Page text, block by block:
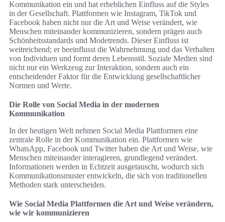
Kommunikation ein und hat erheblichen Einfluss auf die Styles
in der Gesellschaft. Plattformen wie Instagram, TikTok und
Facebook haben nicht nur die Art und Weise verändert, wie
Menschen miteinander kommunizieren, sondern prägen auch
Schönheitsstandards und Modetrends. Dieser Einfluss ist
weitreichend; er beeinflusst die Wahrnehmung und das Verhalten
von Individuen und formt deren Lebensstil. Soziale Medien sind
nicht nur ein Werkzeug zur Interaktion, sondern auch ein
entscheidender Faktor für die Entwicklung gesellschaftlicher
Normen und Werte.
Die Rolle von Social Media in der modernen
Kommunikation
In der heutigen Welt nehmen Social Media Plattformen eine
zentrale Rolle in der Kommunikation ein. Plattformen wie
WhatsApp, Facebook und Twitter haben die Art und Weise, wie
Menschen miteinander interagieren, grundlegend verändert.
Informationen werden in Echtzeit ausgetauscht, wodurch sich
Kommunikationsmuster entwickeln, die sich von traditionellen
Methoden stark unterscheiden.
Wie Social Media Plattformen die Art und Weise verändern,
wie wir kommunizieren